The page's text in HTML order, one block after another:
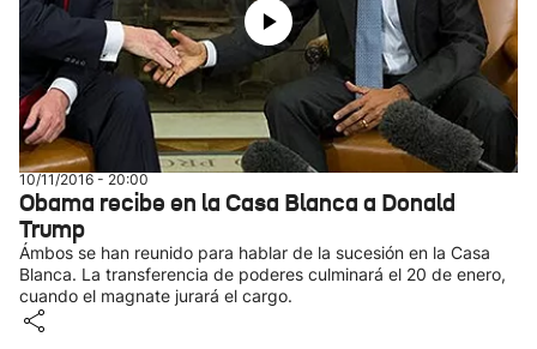
10/11/2016 - 20:00
Obama recibe en la Casa Blanca a Donald
Trump
Ámbos se han reunido para hablar de la sucesión en la Casa
Blanca. La transferencia de poderes culminará el 20 de enero,
cuando el magnate jurará el cargo.